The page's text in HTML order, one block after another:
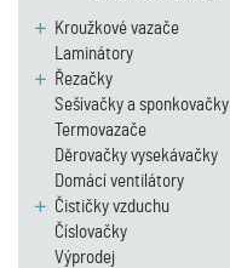
Kroužkové vazače
Laminátory
Řezačky
Sešívačky a sponkovačky
Termovazače
Děrovačky vysekávačky
Domácí ventilátory
Čističky vzduchu
Číslovačky
Výprodej